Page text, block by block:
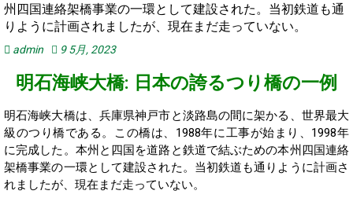
州四国連絡架橋事業の一環として建設された。当初鉄道も通
りように計画されましたが、現在まだ走っていない。
admin 9 5月, 2023
明石海峡大橋: 日本の誇るつり橋の一例
明石海峡大橋は、兵庫県神戸市と淡路島の間に架かる、世界最大
級のつり橋である。この橋は、1988年に工事が始まり、1998年
に完成した。本州と四国を道路と鉄道で結ぶための本州四国連絡
架橋事業の一環として建設された。当初鉄道も通りように計画さ
れましたが、現在まだ走っていない。